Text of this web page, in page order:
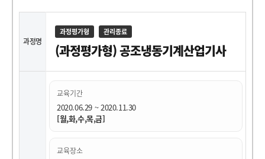
과정명
과정평가형 관리종료
(과정평가형) 공조냉동기계산업기사
교육기간
2020.06.29 ~ 2020.11.30
[월,화,수,목,금]
교육장소